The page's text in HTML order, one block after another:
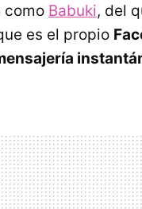
como Babuki, del
es el propio